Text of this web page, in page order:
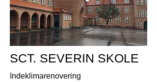
SCT. SEVERIN SKOLE
Indeklimarenovering